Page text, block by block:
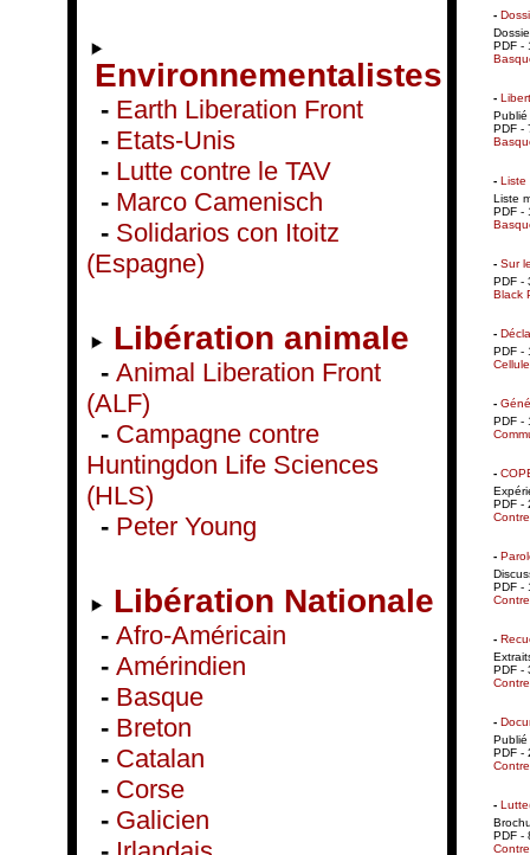
Environnementalistes
- Earth Liberation Front
- Etats-Unis
- Lutte contre le TAV
- Marco Camenisch
- Solidarios con Itoitz
(Espagne)
Libération animale
- Animal Liberation Front
(ALF)
- Campagne contre
Huntingdon Life Sciences
(HLS)
- Peter Young
Libération Nationale
- Afro-Américain
- Amérindien
- Basque
- Breton
- Catalan
- Corse
- Galicien
-
PDF -
-
Publié
PDF -
- Liste
Liste
PDF -
- Sur
PDF -
Black
-
PDF -
-
PDF -
-
PDF -
-
PDF -
-
PDF -
-
Publié
PDF -
-
PDF -